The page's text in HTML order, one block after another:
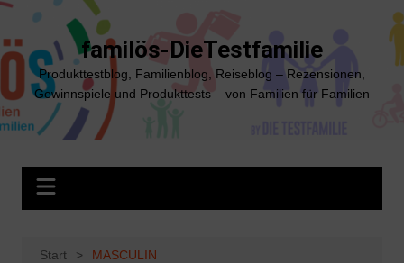
Zum
springen
familös-DieTestfamilie
Produkttestblog, Familienblog, Reiseblog – Rezensionen,
Gewinnspiele und Produkttests – von Familien für Familien
Start MASCULIN